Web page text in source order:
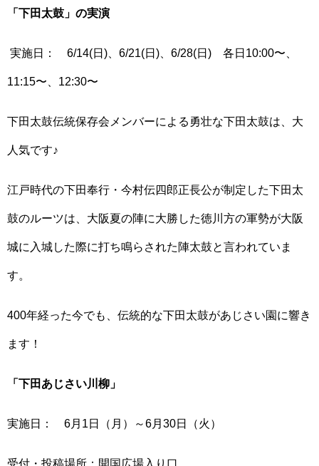
「下田太鼓」の実演
実施日： 6/14(日)、6/21(日)、6/28(日) 各日10:00〜、
11:15〜、12:30〜
下田太鼓伝統保存会メンバーによる勇壮な下田太鼓は、大
人気です♪
江戸時代の下田奉行・今村伝四郎正長公が制定した下田太
鼓のルーツは、大阪夏の陣に大勝した徳川方の軍勢が大阪
城に入城した際に打ち鳴らされた陣太鼓と言われていま
す。
400年経った今でも、伝統的な下田太鼓があじさい園に響き
ます！
「下田あじさい川柳」
実施日： 6月1日（月）～6月30日（火）
受付・投稿場所：開国広場入り口